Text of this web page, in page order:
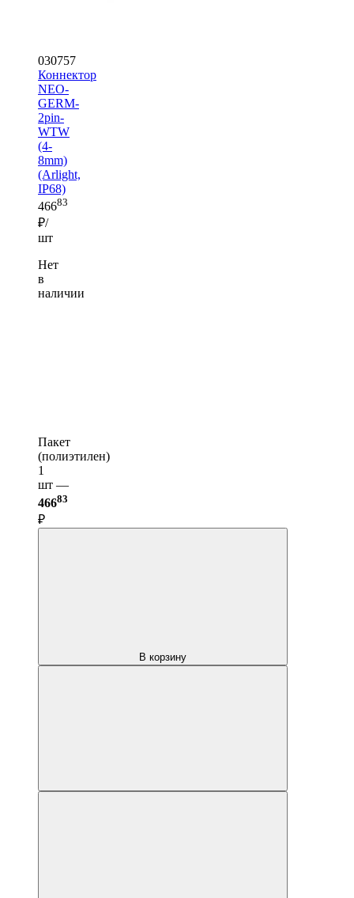
030757
Коннектор
NEO-
GERM-
2pin-
WTW
(4-
8mm)
(Arlight,
IP68)
46683
₽/
шт
Нет
в
наличии
Пакет
(полиэтилен)
1
шт —
46683
₽
В корзину